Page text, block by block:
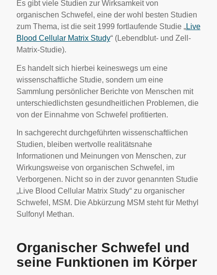
Es gibt viele Studien zur Wirksamkeit von
organischen Schwefel, eine der wohl besten Studien
zum Thema, ist die seit 1999 fortlaufende Studie „Live
Blood Cellular Matrix Study“ (Lebendblut- und Zell-
Matrix-Studie).
Es handelt sich hierbei keineswegs um eine
wissenschaftliche Studie, sondern um eine
Sammlung persönlicher Berichte von Menschen mit
unterschiedlichsten gesundheitlichen Problemen, die
von der Einnahme von Schwefel profitierten.
In sachgerecht durchgeführten wissenschaftlichen
Studien, bleiben wertvolle realitätsnahe
Informationen und Meinungen von Menschen, zur
Wirkungsweise von organischen Schwefel, im
Verborgenen. Nicht so in der zuvor genannten Studie
„Live Blood Cellular Matrix Study“ zu organischer
Schwefel, MSM. Die Abkürzung MSM steht für Methyl
Sulfonyl Methan.
Organischer Schwefel und
seine Funktionen im Körper